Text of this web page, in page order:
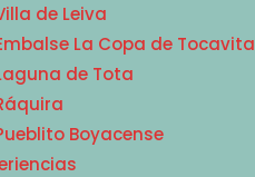
de Leiva
La Copa de Tocavita
de Tota
Boyacense